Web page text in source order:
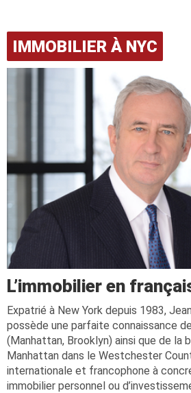
IMMOBILIER À NYC
L’immobilier en
Expatrié à New York depuis 1983,
possède une parfaite connaissance
(Manhattan, Brooklyn) ainsi que de la
Manhattan dans le Westchester
internationale et francophone à
immobilier personnel ou